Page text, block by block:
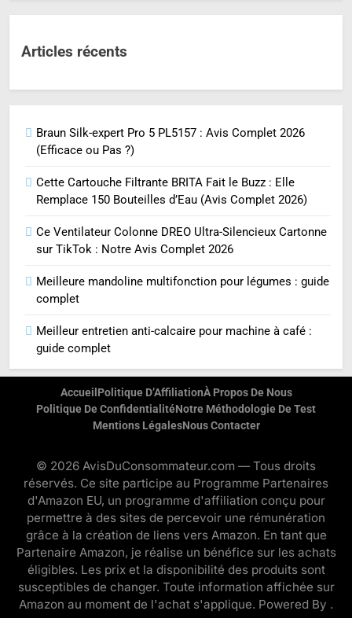
Articles récents
Braun Silk-expert Pro 5 PL5157 : Avis Complet 2026
(Efficace ou Pas ?)
Cette Cartouche Filtrante BRITA Fait le Buzz : Elle
Remplace 150 Bouteilles d’Eau (Avis Complet 2026)
Ce Ventilateur Colonne DREO Ultra-Silencieux Cartonne
sur TikTok : Notre Avis Complet 2026
Meilleure mandoline multifonction pour légumes : guide
complet
Meilleur entretien anti-calcaire pour machine à café :
guide complet
Accueil Politique D’AffiliationÀ Propos De Nous
Politique De ConfidentialitéNotre Méthodologie De Test
Mentions LégalesNous Contacter
© 2026 AvisDuConsommateur.com — Tous droits
réservés. Ce site participe au Programme Partenaires
d'Amazon EU, un programme d'affiliation conçu pour
permettre à des sites de percevoir une rémunération
grâce à la création de liens vers Amazon. En tant que
Partenaire Amazon, je réalise un bénéfice sur les achats
éligibles. Les prix et la disponibilité des produits sont
susceptibles de changer. Toute information affichée sur
Amazon au moment de l'achat s'applique. Powered By .